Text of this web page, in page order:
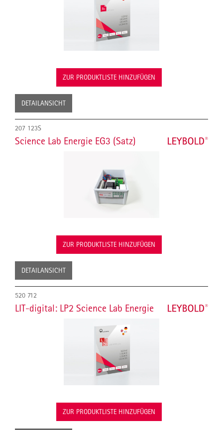
ZUR PRODUKTLISTE HINZUFÜGEN
DETAILANSICHT
207 123S
Science Lab Energie EG3 (Satz)
ZUR PRODUKTLISTE HINZUFÜGEN
DETAILANSICHT
520 712
LIT-digital: LP2 Science Lab Energie
ZUR PRODUKTLISTE HINZUFÜGEN